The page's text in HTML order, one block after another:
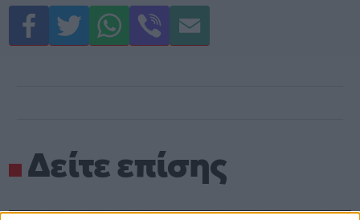
Δείτε επίσης